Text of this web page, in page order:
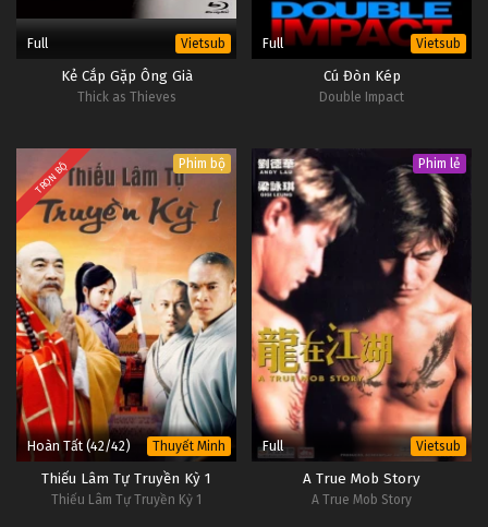
Full Vietsub
Kẻ Cắp Gặp Ông Già
Thick as Thieves
Full Vietsub
Cú Đòn Kép
Double Impact
TRỌN BỘ Phim bộ
Hoàn Tất (42/42) Thuyết Minh
Thiếu Lâm Tự Truyền Kỳ 1
Thiếu Lâm Tự Truyền Kỳ 1
Phim lẻ
Full Vietsub
A True Mob Story
A True Mob Story